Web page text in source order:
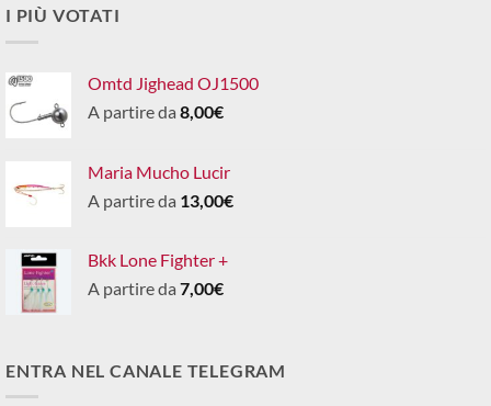
I PIÙ VOTATI
Omtd Jighead OJ1500
A partire da 8,00€
Maria Mucho Lucir
A partire da 13,00€
Bkk Lone Fighter +
A partire da 7,00€
ENTRA NEL CANALE TELEGRAM